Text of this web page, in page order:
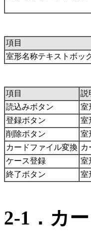
項目
室形名称テキストボッ
項目
説
読込みボタン
室
登録ボタン
室
削除ボタン
室
カードファイル変換 カ
ケース登録
室
終了ボタン
室
2-1．カ